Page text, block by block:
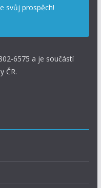
svůj prospěch!
6575 a je součástí
ČR.